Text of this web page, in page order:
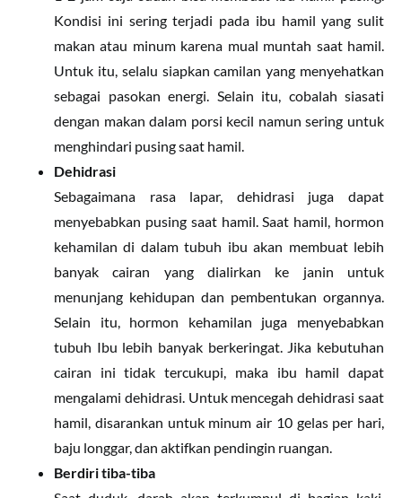
Kondisi ini sering terjadi pada ibu hamil yang sulit
makan atau minum karena mual muntah saat hamil.
Untuk itu, selalu siapkan camilan yang menyehatkan
sebagai pasokan energi. Selain itu, cobalah siasati
dengan makan dalam porsi kecil namun sering untuk
menghindari pusing saat hamil.
Dehidrasi
Sebagaimana rasa lapar, dehidrasi juga dapat
menyebabkan pusing saat hamil. Saat hamil, hormon
kehamilan di dalam tubuh ibu akan membuat lebih
banyak cairan yang dialirkan ke janin untuk
menunjang kehidupan dan pembentukan organnya.
Selain itu, hormon kehamilan juga menyebabkan
tubuh Ibu lebih banyak berkeringat. Jika kebutuhan
cairan ini tidak tercukupi, maka ibu hamil dapat
mengalami dehidrasi. Untuk mencegah dehidrasi saat
hamil, disarankan untuk minum air 10 gelas per hari,
baju longgar, dan aktifkan pendingin ruangan.
Berdiri tiba-tiba